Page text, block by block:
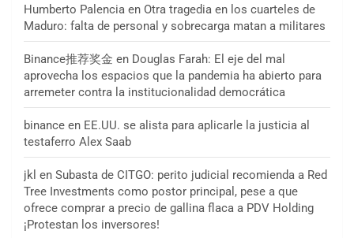
Humberto Palencia en Otra tragedia en los cuarteles de
Maduro: falta de personal y sobrecarga matan a militares
Binance推荐奖金 en Douglas Farah: El eje del mal
aprovecha los espacios que la pandemia ha abierto para
arremeter contra la institucionalidad democrática
binance en EE.UU. se alista para aplicarle la justicia al
testaferro Alex Saab
jkl en Subasta de CITGO: perito judicial recomienda a Red
Tree Investments como postor principal, pese a que
ofrece comprar a precio de gallina flaca a PDV Holding
¡Protestan los inversores!